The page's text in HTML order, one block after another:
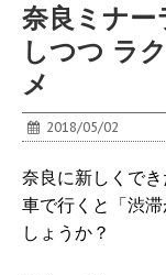
奈良ミナ
しつつ ラ
メ
2018/05/02
奈良に新しくでき
車で行くと「渋
しょうか？